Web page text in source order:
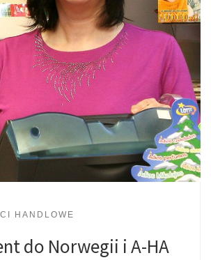
HANDLOWE
do Norwegii i A-HA